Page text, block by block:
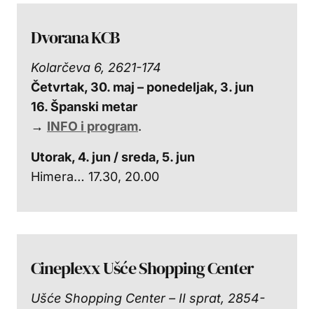
Dvorana KCB
Kolarčeva 6, 2621-174
Četvrtak, 30. maj – ponedeljak, 3. jun
16. Španski metar
→ INFO i program.
Utorak, 4. jun / sreda, 5. jun
Himera… 17.30, 20.00
Cineplexx Ušće Shopping Center
Ušće Shopping Center – II sprat, 2854-